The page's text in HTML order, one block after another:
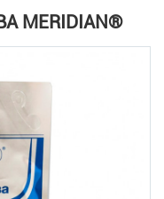
MERIDIAN®